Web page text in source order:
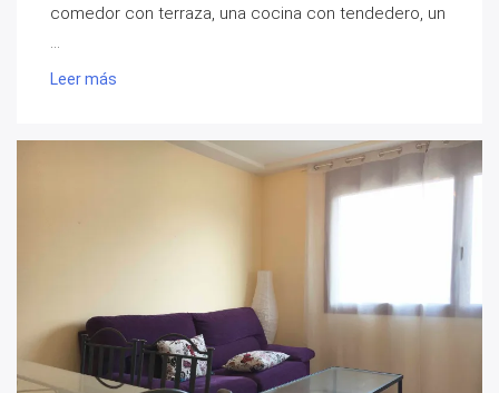
comedor con terraza, una cocina con tendedero, un
...
Leer más